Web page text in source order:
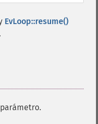
EvLoop::resume()